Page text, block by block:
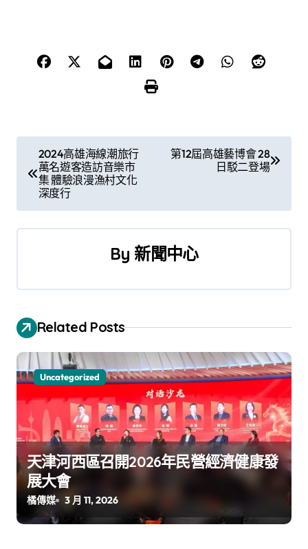
章
導
覽
2024高雄海線潮旅行
萬名遊客造訪音樂市
集 體驗浪漫漁村文化
深度行
第12屆高雄藝博會 28
日駁二登場
By 新聞中心
Related Posts
Uncategorized
天津河西區召開2026年民營經濟健康發
展大會
橘傳媒 3 月 11, 2026